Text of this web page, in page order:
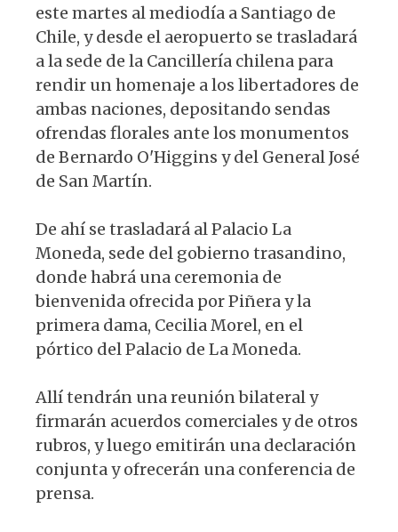
este martes al mediodía a Santiago de
Chile, y desde el aeropuerto se trasladará
a la sede de la Cancillería chilena para
rendir un homenaje a los libertadores de
ambas naciones, depositando sendas
ofrendas florales ante los monumentos
de Bernardo O'Higgins y del General José
de San Martín.
De ahí se trasladará al Palacio La
Moneda, sede del gobierno trasandino,
donde habrá una ceremonia de
bienvenida ofrecida por Piñera y la
primera dama, Cecilia Morel, en el
pórtico del Palacio de La Moneda.
Allí tendrán una reunión bilateral y
firmarán acuerdos comerciales y de otros
rubros, y luego emitirán una declaración
conjunta y ofrecerán una conferencia de
prensa.